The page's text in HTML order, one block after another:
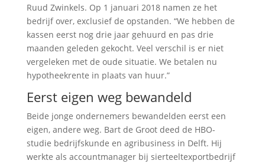
Ruud Zwinkels. Op 1 januari 2018 namen ze het
bedrijf over, exclusief de opstanden. “We hebben de
kassen eerst nog drie jaar gehuurd en pas drie
maanden geleden gekocht. Veel verschil is er niet
vergeleken met de oude situatie. We betalen nu
hypotheekrente in plaats van huur.”
Eerst eigen weg bewandeld
Beide jonge ondernemers bewandelden eerst een
eigen, andere weg. Bart de Groot deed de HBO-
studie bedrijfskunde en agribusiness in Delft. Hij
werkte als accountmanager bij sierteeltexportbedrijf